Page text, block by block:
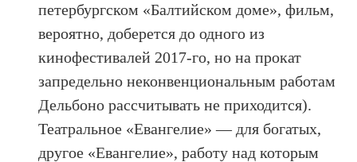
петербургском «Балтийском доме», фильм,
вероятно, доберется до одного из
кинофестивалей 2017-го, но на прокат
запредельно неконвенциональным работам
Дельбоно рассчитывать не приходится).
Театральное «Евангелие» — для богатых,
другое «Евангелие», работу над которым